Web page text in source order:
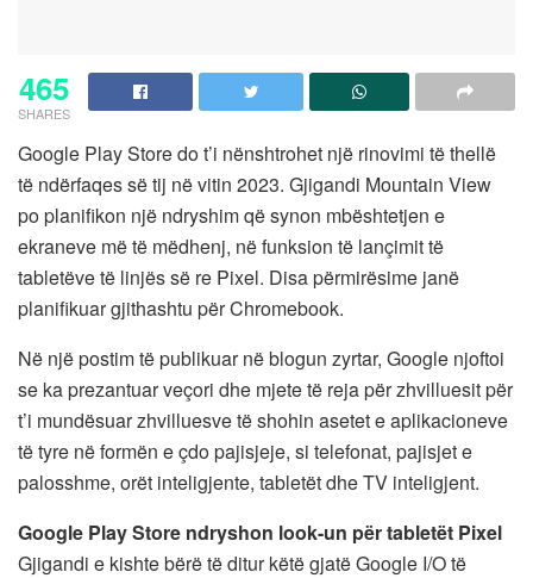
465
SHARES
Google Play Store do t’i nënshtrohet një rinovimi të thellë
të ndërfaqes së tij në vitin 2023. Gjigandi Mountain View
po planifikon një ndryshim që synon mbështetjen e
ekraneve më të mëdhenj, në funksion të lançimit të
tabletëve të linjës së re Pixel. Disa përmirësime janë
planifikuar gjithashtu për Chromebook.
Në një postim të publikuar në blogun zyrtar, Google njoftoi
se ka prezantuar veçori dhe mjete të reja për zhvilluesit për
t’i mundësuar zhvilluesve të shohin asetet e aplikacioneve
të tyre në formën e çdo pajisjeje, si telefonat, pajisjet e
palosshme, orët inteligjente, tabletët dhe TV inteligjent.
Google Play Store ndryshon look-un për tabletët Pixel
Gjigandi e kishte bërë të ditur këtë gjatë Google I/O të